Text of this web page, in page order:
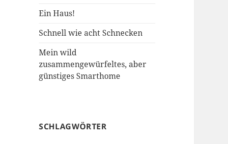
Ein Haus!
Schnell wie acht Schnecken
Mein wild
zusammengewürfeltes, aber
günstiges Smarthome
SCHLAGWÖRTER